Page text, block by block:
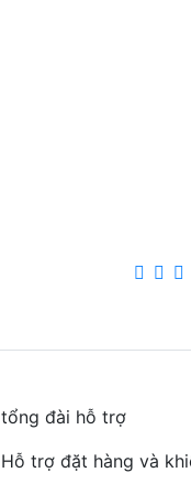
tổng đài hỗ trợ
Hỗ trợ đặt hàng và